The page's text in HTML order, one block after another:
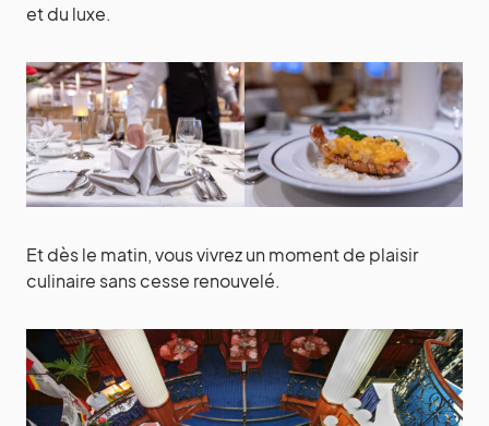
et du luxe.
Et dès le matin, vous vivrez un moment de plaisir
culinaire sans cesse renouvelé.